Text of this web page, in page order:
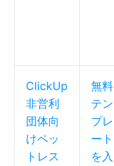
ClickUp
非営利
団体向
けペッ
トレス
無料
テン
プレ
ート
を入